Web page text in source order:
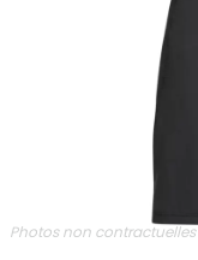
Photos non contractuelles